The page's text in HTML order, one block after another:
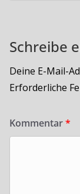
Schreibe
Deine E-Mail-
Erforderliche
Kommentar*